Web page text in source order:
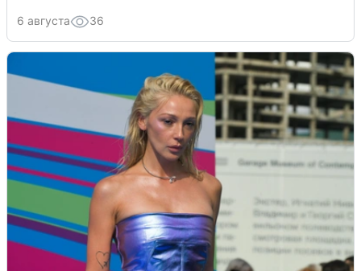
6 августа 36